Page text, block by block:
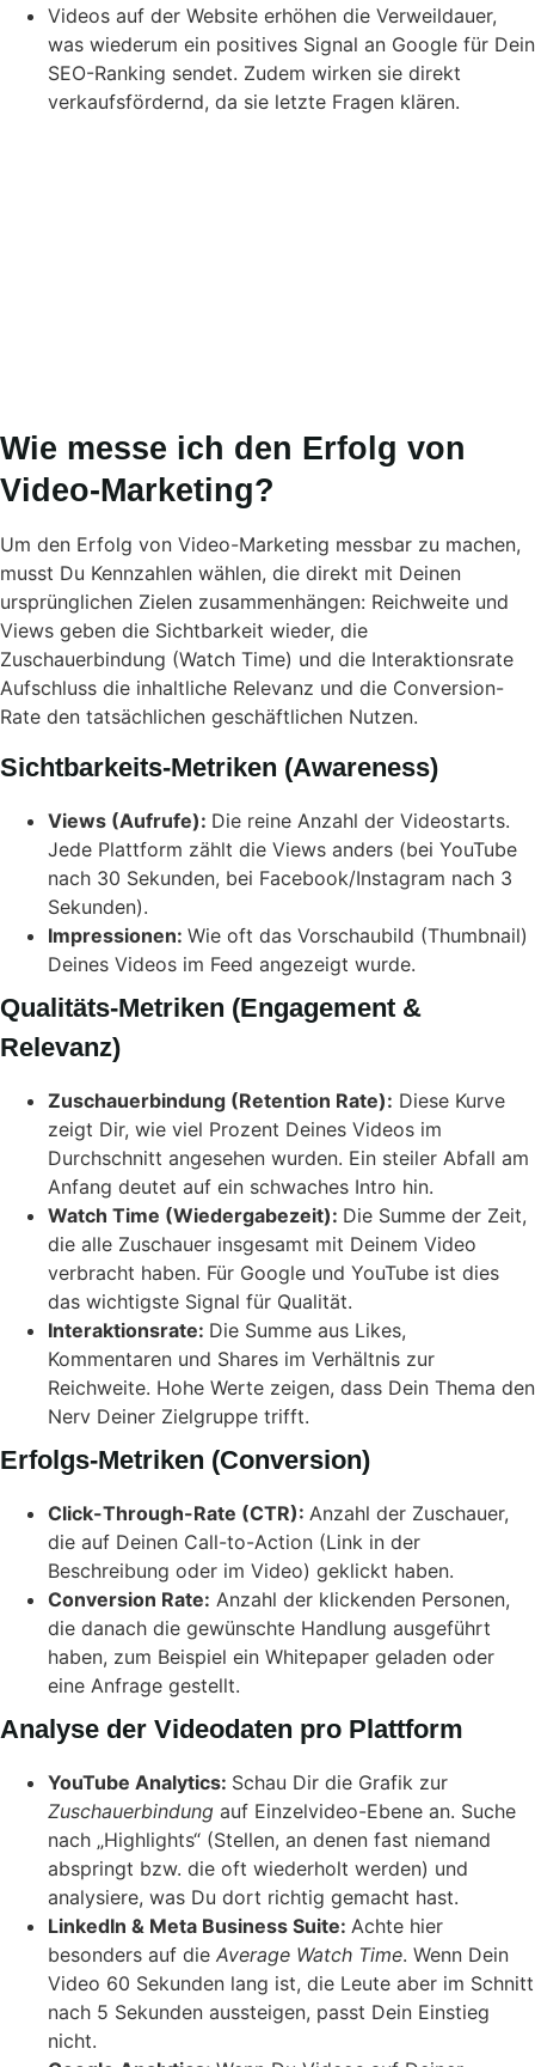
Videos auf der Website erhöhen die Verweildauer,
was wiederum ein positives Signal an Google für Dein
SEO-Ranking sendet. Zudem wirken sie direkt
verkaufsfördernd, da sie letzte Fragen klären.
Wie messe ich den Erfolg von
Video-Marketing?
Um den Erfolg von Video-Marketing messbar zu machen,
musst Du Kennzahlen wählen, die direkt mit Deinen
ursprünglichen Zielen zusammenhängen: Reichweite und
Views geben die Sichtbarkeit wieder, die
Zuschauerbindung (Watch Time) und die Interaktionsrate
Aufschluss die inhaltliche Relevanz und die Conversion-
Rate den tatsächlichen geschäftlichen Nutzen.
Sichtbarkeits-Metriken (Awareness)
Views (Aufrufe): Die reine Anzahl der Videostarts.
Jede Plattform zählt die Views anders (bei YouTube
nach 30 Sekunden, bei Facebook/Instagram nach 3
Sekunden).
Impressionen: Wie oft das Vorschaubild (Thumbnail)
Deines Videos im Feed angezeigt wurde.
Qualitäts-Metriken (Engagement &
Relevanz)
Zuschauerbindung (Retention Rate): Diese Kurve
zeigt Dir, wie viel Prozent Deines Videos im
Durchschnitt angesehen wurden. Ein steiler Abfall am
Anfang deutet auf ein schwaches Intro hin.
Watch Time (Wiedergabezeit): Die Summe der Zeit,
die alle Zuschauer insgesamt mit Deinem Video
verbracht haben. Für Google und YouTube ist dies
das wichtigste Signal für Qualität.
Interaktionsrate: Die Summe aus Likes,
Kommentaren und Shares im Verhältnis zur
Reichweite. Hohe Werte zeigen, dass Dein Thema den
Nerv Deiner Zielgruppe trifft.
Erfolgs-Metriken (Conversion)
Click-Through-Rate (CTR): Anzahl der Zuschauer,
die auf Deinen Call-to-Action (Link in der
Beschreibung oder im Video) geklickt haben.
Conversion Rate: Anzahl der klickenden Personen,
die danach die gewünschte Handlung ausgeführt
haben, zum Beispiel ein Whitepaper geladen oder
eine Anfrage gestellt.
Analyse der Videodaten pro Plattform
YouTube Analytics: Schau Dir die Grafik zur
Zuschauerbindung auf Einzelvideo-Ebene an. Suche
nach „Highlights“ (Stellen, an denen fast niemand
abspringt bzw. die oft wiederholt werden) und
analysiere, was Du dort richtig gemacht hast.
LinkedIn & Meta Business Suite: Achte hier
besonders auf die Average Watch Time. Wenn Dein
Video 60 Sekunden lang ist, die Leute aber im Schnitt
nach 5 Sekunden aussteigen, passt Dein Einstieg
nicht.